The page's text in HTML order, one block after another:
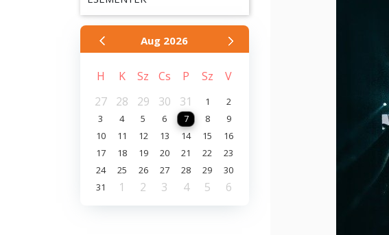
Aug 2026
H K Sz Cs P Sz
V
27
28 29 30 31 1
2
3
4 5 6 7 8
9
10
11 12 13 14 15
16
17
18 19 20 21 22
23
24
25 26 27 28 29
30
31
1 2 3 4 5 6